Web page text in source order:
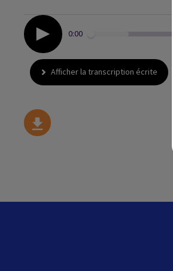
0:00
Afficher la transcription écrite